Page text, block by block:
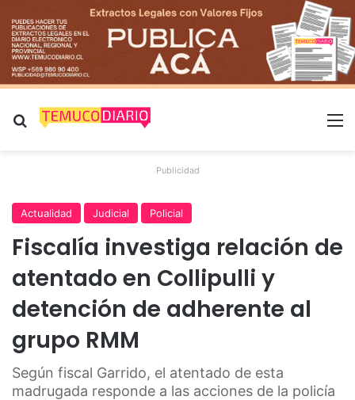
Buscar por
Publicidad
Actualidad Judicial Policial
Fiscalía investiga relación de
atentado en Collipulli y
detención de adherente al
grupo RMM
Según fiscal Garrido, el atentado de esta
madrugada responde a las acciones de la policía